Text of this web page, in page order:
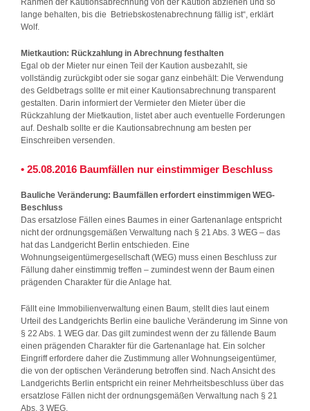
Rahmen der Kautionsabrechnung von der Kaution abziehen und so
lange behalten, bis die Betriebskostenabrechnung fällig ist“, erklärt
Wolf.
Mietkaution: Rückzahlung in Abrechnung festhalten
Egal ob der Mieter nur einen Teil der Kaution ausbezahlt, sie
vollständig zurückgibt oder sie sogar ganz einbehält: Die Verwendung
des Geldbetrags sollte er mit einer Kautionsabrechnung transparent
gestalten. Darin informiert der Vermieter den Mieter über die
Rückzahlung der Mietkaution, listet aber auch eventuelle Forderungen
auf. Deshalb sollte er die Kautionsabrechnung am besten per
Einschreiben versenden.
• 25.08.2016 Baumfällen nur einstimmiger Beschluss
Bauliche Veränderung: Baumfällen erfordert einstimmigen WEG-
Beschluss
Das ersatzlose Fällen eines Baumes in einer Gartenanlage entspricht
nicht der ordnungsgemäßen Verwaltung nach § 21 Abs. 3 WEG – das
hat das Landgericht Berlin entschieden. Eine
Wohnungseigentümergesellschaft (WEG) muss einen Beschluss zur
Fällung daher einstimmig treffen – zumindest wenn der Baum einen
prägenden Charakter für die Anlage hat.
Fällt eine Immobilienverwaltung einen Baum, stellt dies laut einem
Urteil des Landgerichts Berlin eine bauliche Veränderung im Sinne von
§ 22 Abs. 1 WEG dar. Das gilt zumindest wenn der zu fällende Baum
einen prägenden Charakter für die Gartenanlage hat. Ein solcher
Eingriff erfordere daher die Zustimmung aller Wohnungseigentümer,
die von der optischen Veränderung betroffen sind. Nach Ansicht des
Landgerichts Berlin entspricht ein reiner Mehrheitsbeschluss über das
ersatzlose Fällen nicht der ordnungsgemäßen Verwaltung nach § 21
Abs. 3 WEG.